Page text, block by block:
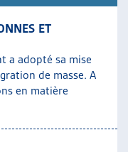
ET
a adopté sa mise
de masse. A
en matière